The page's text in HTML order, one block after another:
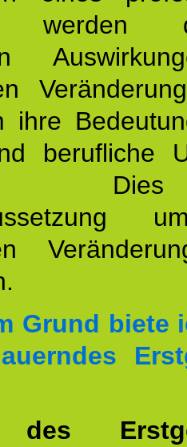
ihre
berufliche
Grund biete
des